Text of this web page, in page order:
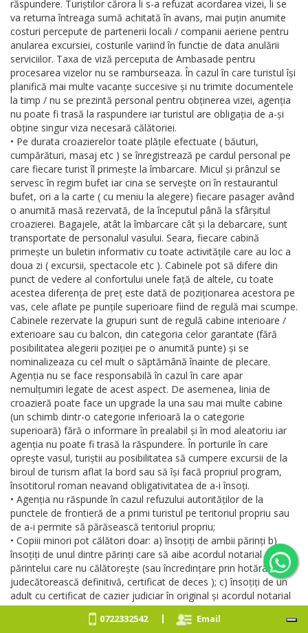
răspundere. Turiștilor cărora li s-a refuzat acordarea vizei, li se
va returna întreaga sumă achitată în avans, mai puțin anumite
costuri percepute de partenerii locali / companii aeriene pentru
anularea excursiei, costurile variind în functie de data anulării
serviciilor. Taxa de viză perceputa de Ambasade pentru
procesarea vizelor nu se ramburseaza. În cazul în care turistul își
planifică mai multe vacanțe succesive și nu trimite documentele
la timp / nu se prezintă personal pentru obținerea vizei, agenția
nu poate fi trasă la raspundere iar turistul are obligația de a-și
obține singur viza necesară călătoriei.
• Pe durata croazierelor toate plățile efectuate ( băuturi,
cumpărături, masaj etc ) se înregistrează pe cardul personal pe
care fiecare turist îl primește la îmbarcare. Micul și prânzul se
servesc în regim bufet iar cina se servește ori în restaurantul
bufet, ori a la carte ( cu meniu la alegere) fiecare pasager având
o anumită masă rezervată, de la începutul până la sfârșitul
croazierei. Bagajele, atât la îmbarcare cât și la debarcare, sunt
transportate de personalul vasului. Seara, fiecare cabină
primește un buletin informativ cu toate activitățile care au loc a
doua zi ( excursii, spectacole etc ). Cabinele pot să difere din
punct de vedere al confortului unele față de altele, cu toate
acestea diferența de preț este dată de poziționarea acestora pe
vas, cele aflate pe punțile superioare fiind de regulă mai scumpe.
Cabinele rezervate la grupuri sunt de regulă cabine interioare /
exterioare sau cu balcon, din categoria celor garantate (fără
posibilitatea alegerii poziției pe o anumită punte) și se
nominalizeaza cu cel mult o săptămână înainte de plecare.
Agenția nu se face responsabilă în cazul în care apar
nemulțumiri legate de acest aspect. De asemenea, linia de
croazieră poate face un upgrade la una sau mai multe cabine
(un schimb dintr-o categorie inferioară la o categorie
superioară) fără o informare în prealabil și în mod aleatoriu iar
agenția nu poate fi trasă la răspundere. În porturile în care
oprește vasul, turiștii au posibilitatea să cumpere excursii de la
biroul de turism aflat la bord sau să își facă propriul program,
însotitorul roman neavand obligativitatea de a-i însoți.
• Agenția nu răspunde în cazul refuzului autorităților de la
punctele de frontieră de a primi turistul pe teritoriul propriu sau
de a-i permite să părăsească teritoriul propriu;
• Copiii minori pot călători doar: a) însoțiți de ambii părinți b)
însoțiți de unul dintre părinți care să aibe acordul notarial al
părintelui care nu călătorește (sau încredințare prin hotărâre
judecătorească definitivă, certificat de deces ); c) însoțiți de un
adult cu certificat de cazier judiciar în original și acordul notarial
al ambilor părinți. Copiii care nu au carte de identitate, vor
clălători obligatoriu cu pașaportul.
0722332542| Email